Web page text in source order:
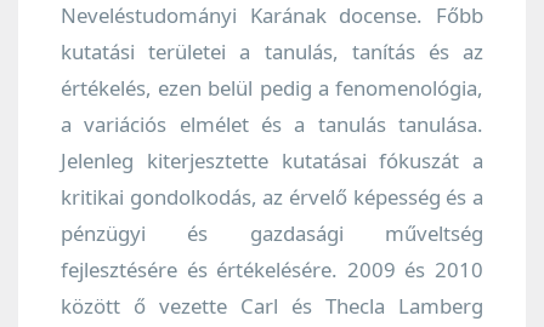
Neveléstudományi Karának docense. Főbb
kutatási területei a tanulás, tanítás és az
értékelés, ezen belül pedig a fenomenológia,
a variációs elmélet és a tanulás tanulása.
Jelenleg kiterjesztette kutatásai fókuszát a
kritikai gondolkodás, az érvelő képesség és a
pénzügyi és gazdasági műveltség
fejlesztésére és értékelésére. 2009 és 2010
között ő vezette Carl és Thecla Lamberg